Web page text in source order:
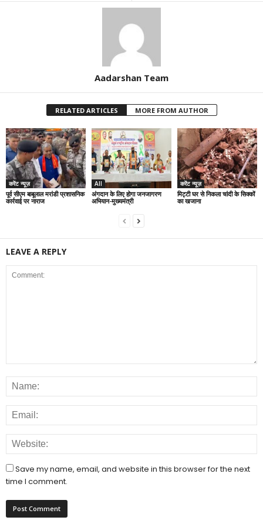
Aadarshan Team
RELATED ARTICLES MORE FROM AUTHOR
करेंट न्यूज़
पूर्व सीएम बाबूलाल मरांडी प्रशासनिक
कार्रवाई पर नाराज
All
अंगदान के लिए होगा जनजागरण
अभियान-मुख्यमंत्री
करेंट न्यूज़
मिट्टी घर से निकला चांदी के सिक्कों
का खजाना
LEAVE A REPLY
Save my name, email, and website in this browser for the next
time I comment.